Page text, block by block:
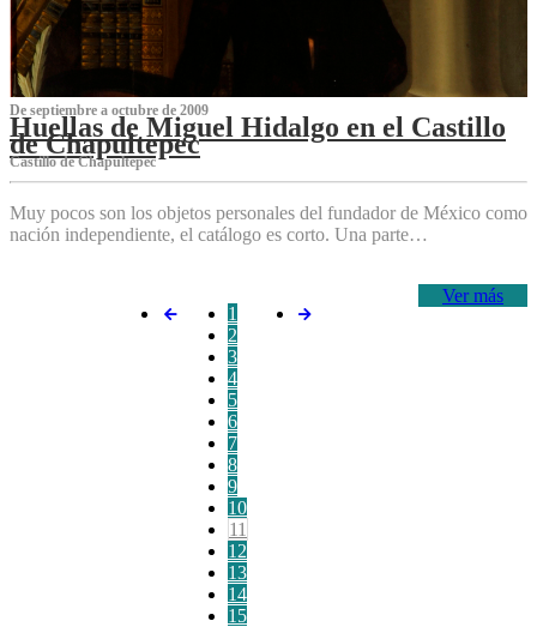
De septiembre a octubre de 2009
Huellas de Miguel Hidalgo en el Castillo
de Chapultepec
Castillo de Chapultepec
Muy pocos son los objetos personales del fundador de México como
nación independiente, el catálogo es corto. Una parte…
Ver más
1
2
3
4
5
6
7
8
9
10
11
12
13
14
15